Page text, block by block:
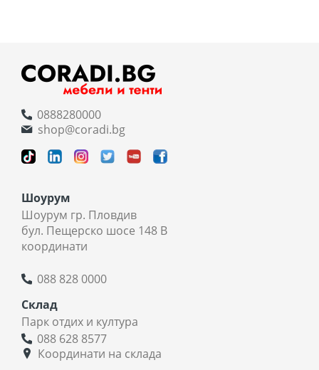
0888280000
shop@coradi.bg
Шоурум
Шоурум гр. Пловдив
бул. Пещерско шосе 148 В
координати
088 828 0000
Склад
Парк отдих и култура
088 628 8577
Координати на склада